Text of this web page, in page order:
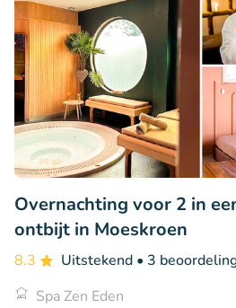
Overnachting voor 2 in
ontbijt in Moeskroen
8.3 Uitstekend • 3
Spa Zen Eden